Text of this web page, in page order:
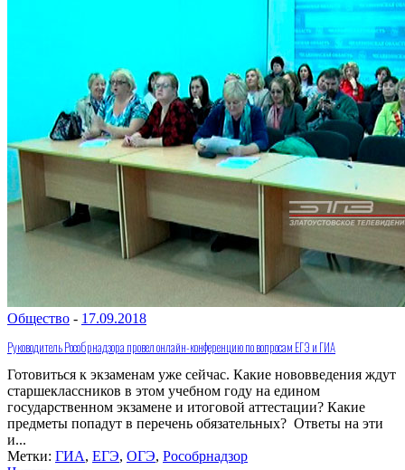
Общество - 17.09.2018
Руководитель Рособрнадзора провел онлайн-конференцию по вопросам ЕГЭ и ГИА
Готовиться к экзаменам уже сейчас. Какие нововведения ждут
старшеклассников в этом учебном году на едином
государственном экзамене и итоговой аттестации? Какие
предметы попадут в перечень обязательных? Ответы на эти
и...
Метки: ГИА, ЕГЭ, ОГЭ, Рособрнадзор